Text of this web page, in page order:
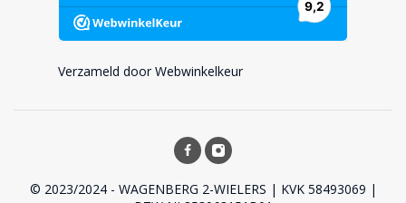
Verzameld door Webwinkelkeur
© 2023/2024 - WAGENBERG 2-WIELERS | KVK 58493069 |